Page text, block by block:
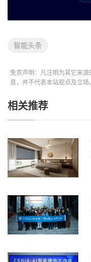
智能头条
免责声明：凡注明为其它来
息，并不代表本站观点及立场
相关推荐